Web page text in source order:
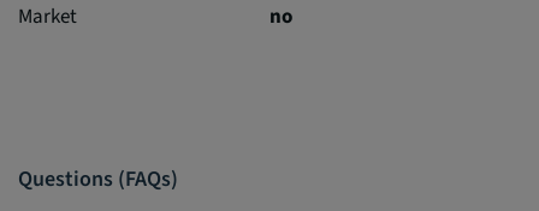
Market
no
Questions (FAQs)